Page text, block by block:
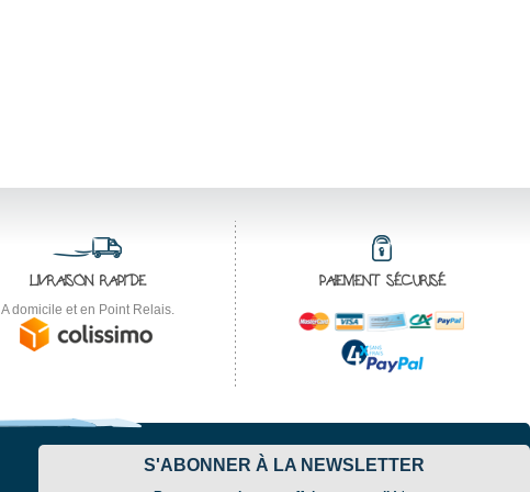
LIVRAISON RAPIDE
A domicile et en Point Relais.
PAIEMENT SÉCURISÉ
S'ABONNER À LA NEWSLETTER